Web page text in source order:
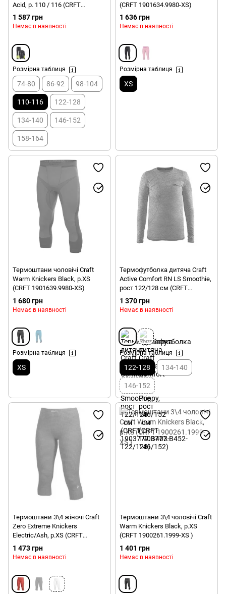
Acid, р. 110 / 116 (CRFT
1905355.995618-110/116)
1 587 грн
Немає в наявності
Розмірна таблиця
74-80 86-92 98-104
110-116 122-128
134-140 146-152
158-164
(CRFT 1901634.9980-XS)
1 636 грн
Немає в наявності
Розмірна таблиця
XS
Термоштани чоловічі Craft
Warm Knickers Black, p.XS
(CRFT 1901639.9980-XS)
1 680 грн
Немає в наявності
Розмірна таблиця
XS
Термофутболка дитяча Craft
Active Comfort RN LS Smoothie,
рост 122/128 см (CRFT
1903777.B403-122/128)
1 370 грн
Немає в наявності
Розмірна таблиця
122-128 134-140
146-152
Термоштани 3\4 жіночі Craft
Zero Extreme Knickers
Electric/Ash, p.XS (CRFT
193756.1418-XS)
1 473 грн
Немає в наявності
Термоштани 3\4 чоловічі Craft
Warm Knickers Black, p.XS
(CRFT 1900261.1999-XS )
1 401 грн
Немає в наявності